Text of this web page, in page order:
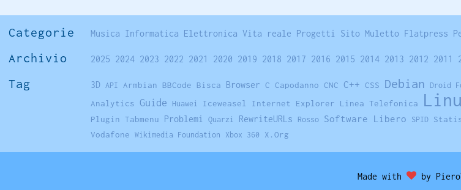
Categorie Musica Informatica Elettronica Vita reale Progetti Sito Muletto Flatpress
Archivio 2025 2024 2023 2022 2021 2020 2019 2018 2017 2016 2015 2014 2013 2012 2011
Tag 3D API Armbian BBCode Bisca Browser C Capodanno CNC C++ CSS Debian Droid
Analytics
Guide Huawei Iceweasel Internet Explorer Linea Telefonica
Plugin Tabmenu
Problemi Quarzi RewriteURLs Rosso Software Libero SPID
Vodafone Wikimedia Foundation Xbox 360 X.Org
Made with by